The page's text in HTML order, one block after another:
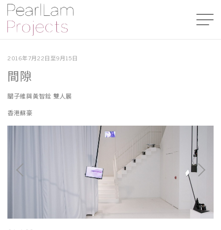
2016年7月22日至9月15日
間隙
關子維與黃智銓 雙人展
香港蘇豪